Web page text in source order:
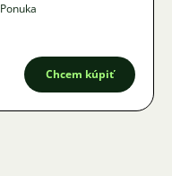
Ponuka
Chcem kúpiť